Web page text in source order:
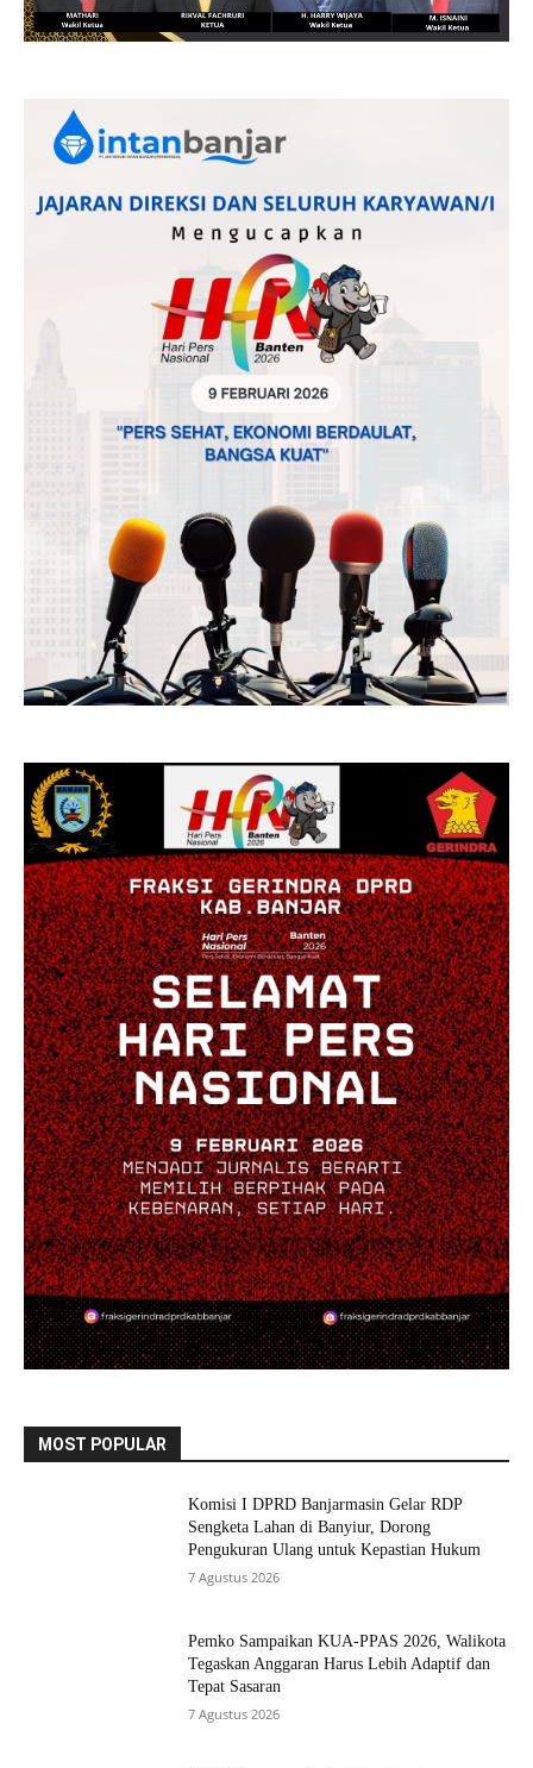
MOST POPULAR
Komisi I DPRD Banjarmasin Gelar RDP
Sengketa Lahan di Banyiur, Dorong
Pengukuran Ulang untuk Kepastian Hukum
7 Agustus 2026
Pemko Sampaikan KUA-PPAS 2026, Walikota
Tegaskan Anggaran Harus Lebih Adaptif dan
Tepat Sasaran
7 Agustus 2026